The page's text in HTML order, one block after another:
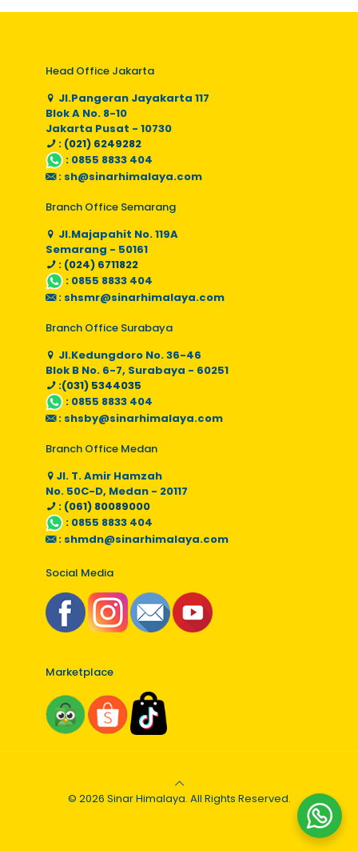
Head Office Jakarta
Jl.Pangeran Jayakarta 117
Blok A No. 8-10
Jakarta Pusat - 10730
: (021) 6249282
: 0855 8833 404
: sh@sinarhimalaya.com
Branch Office Semarang
Jl.Majapahit No. 119A
Semarang - 50161
: (024) 6711822
: 0855 8833 404
: shsmr@sinarhimalaya.com
Branch Office Surabaya
Jl.Kedungdoro No. 36-46
Blok B No. 6-7, Surabaya - 60251
:(031) 5344035
: 0855 8833 404
: shsby@sinarhimalaya.com
Branch Office Medan
Jl. T. Amir Hamzah
No. 50C-D, Medan - 20117
: (061) 80089000
: 0855 8833 404
: shmdn@sinarhimalaya.com
Social Media
Marketplace
© 2026 Sinar Himalaya. All Rights Reserved.